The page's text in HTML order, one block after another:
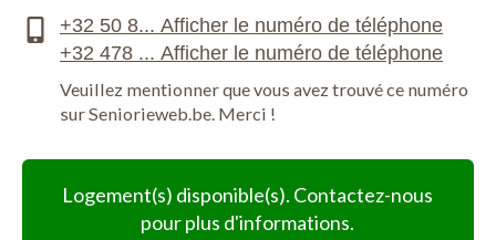
Logement(s) disponible(s). Contactez-nous
pour plus d'informations.
Veuillez mentionner que vous avez trouvé ce numéro
sur Seniorieweb.be. Merci !